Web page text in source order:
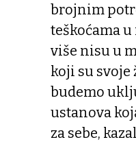
brojnim
teškoćama
više nisu u
koji su svoje
budemo
ustanova
za sebe,